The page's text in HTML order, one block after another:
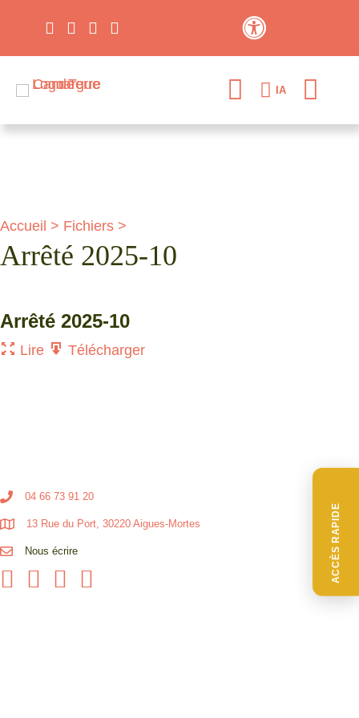
ACCÈS RAPIDE
IA
Accueil > Fichiers >
Arrêté 2025-10
Arrêté 2025-10
Lire Télécharger
04 66 73 91 20
13 Rue du Port, 30220 Aigues-Mortes
Nous écrire